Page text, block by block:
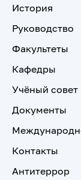
История
Руководство
Факультеты
Кафедры
Учёный совет
Документы
Контакты
Антитеррор